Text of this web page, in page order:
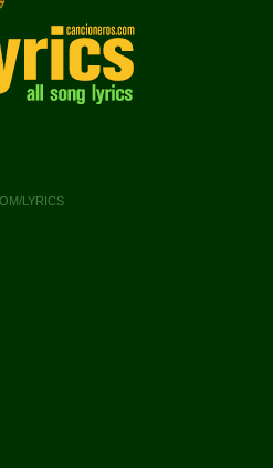
LYRICS